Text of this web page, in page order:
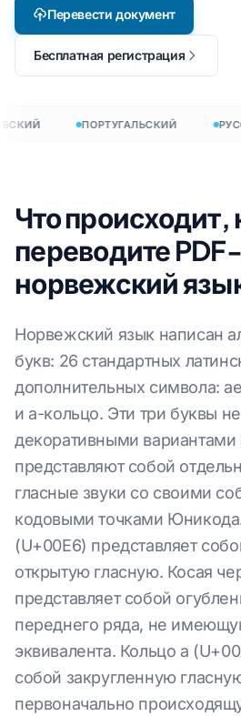
Перевести документ
Бесплатная регистрация
ПОРТУГАЛЬСКИЙ
Что происходит,
переводите
норвежский
Норвежский язык написан
букв: 26 стандартных
дополнительных символа:
и a-кольцо. Эти три буквы
декоративными вариантами
представляют собой
гласные звуки со своими
кодовыми точками
(U+00E6) представляет
открытую гласную. Косая
представляет собой
переднего ряда, не
эквивалента. Кольцо a
собой закругленную
первоначально